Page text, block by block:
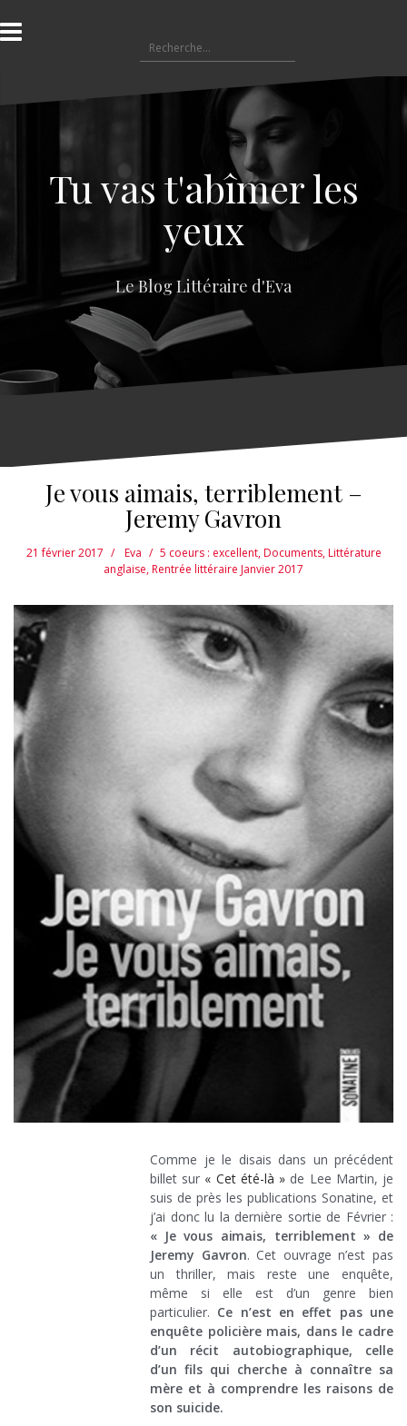
l
a
e
e
Tu vas t'abîmer les
yeux
Le Blog Littéraire d'Eva
Je vous aimais, terriblement –
Jeremy Gavron
21 février 2017 Eva 5 coeurs : excellent,Documents,Littérature
anglaise,Rentrée littéraire Janvier 2017
Comme je le disais dans un précédent
billet sur « Cet été-là » de Lee Martin, je
suis de près les publications Sonatine, et
j’ai donc lu la dernière sortie de Février :
« Je vous aimais, terriblement » de
Jeremy Gavron. Cet ouvrage n’est pas
un thriller, mais reste une enquête,
même si elle est d’un genre bien
particulier. Ce n’est en effet pas une
enquête policière mais, dans le cadre
d’un récit autobiographique, celle
d’un fils qui cherche à connaître sa
mère et à comprendre les raisons de
son suicide.